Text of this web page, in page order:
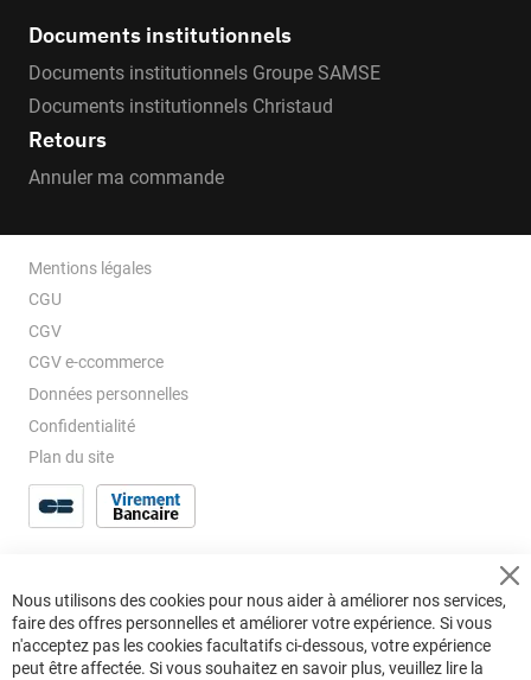
Documents institutionnels
Documents institutionnels Groupe SAMSE
Documents institutionnels Christaud
Retours
Annuler ma commande
Mentions légales
CGU
CGV
CGV e-ccommerce
Données personnelles
Confidentialité
Plan du site
Nous utilisons des cookies pour nous aider à améliorer nos services,
faire des offres personnelles et améliorer votre expérience. Si vous
n'acceptez pas les cookies facultatifs ci-dessous, votre expérience
peut être affectée. Si vous souhaitez en savoir plus, veuillez lire la